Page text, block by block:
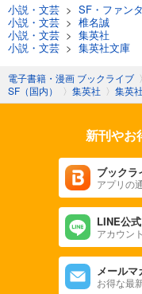
小説・文芸 > SF・ファン
小説・文芸 > 椎名誠
小説・文芸 > 集英社
小説・文芸 > 集英社文庫
電子書籍・漫画 ブックライブ 〉
SF（国内）
〉 集英社 〉 集英
新刊やお
ブックラ
アプリの
LINE公
アカウン
メール
お得な最